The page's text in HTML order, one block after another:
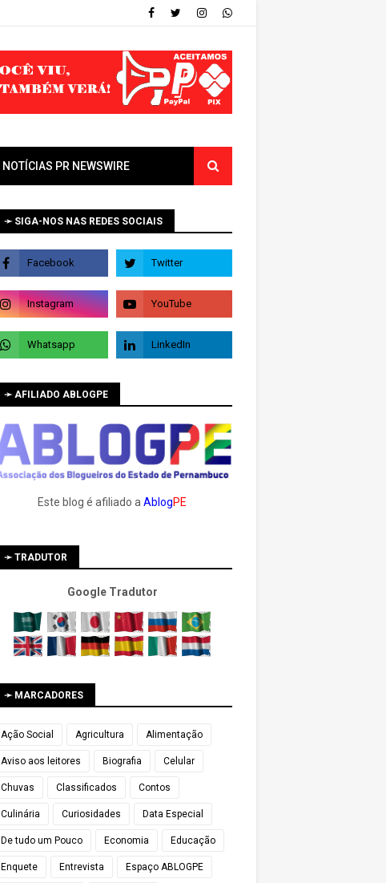
NOTÍCIAS PR NEWSWIRE
➛ SIGA-NOS NAS REDES SOCIAIS
➛ AFILIADO ABLOGPE
Este blog é afiliado a AblogPE
➛ TRADUTOR
Google Tradutor
➛ MARCADORES
Ação Social Agricultura Alimentação
Aviso aos leitores Biografia Celular
Chuvas Classificados Contos
Culinária Curiosidades Data Especial
De tudo um Pouco Economia Educação
Enquete Entrevista Espaço ABLOGPE